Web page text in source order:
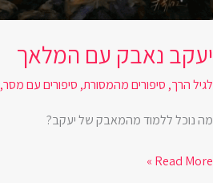
יעקב נאבק עם המלאך
לגיל הרך, סיפורים מהמסורת, סיפורים עם מסר,
מה נוכל ללמוד מהמאבק של יעקב?
Read More »